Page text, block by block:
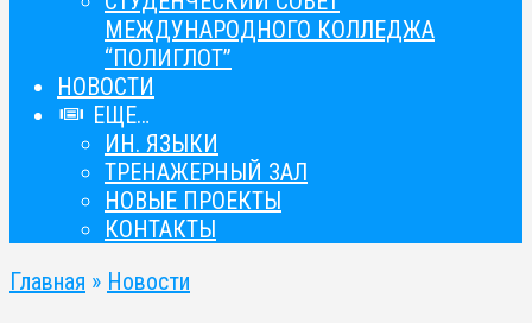
МЕЖДУНАРОДНОГО КОЛЛЕДЖА
“ПОЛИГЛОТ”
НОВОСТИ
ЕЩЕ…
ИН. ЯЗЫКИ
ТРЕНАЖЕРНЫЙ ЗАЛ
НОВЫЕ ПРОЕКТЫ
КОНТАКТЫ
Главная » Новости